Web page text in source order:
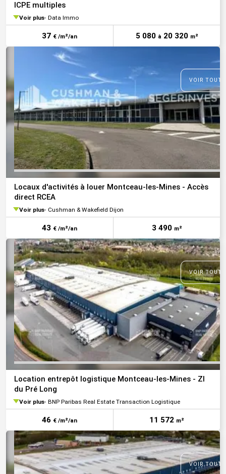
ICPE multiples
Voir plus Data Immo
37 € /m²/an 5 080 à20 320 m²
VOIR
Locaux d'activités à louer Montceau-les-Mines - Accès
direct RCEA
Voir plus Cushman & Wakefield Dijon
43 € /m²/an 3 490 m²
VOIR
Location entrepôt logistique Montceau-les-Mines - ZI
du Pré Long
Voir plus BNP Paribas Real Estate Transaction Logistique
46 € /m²/an 11 572 m²
VOIR